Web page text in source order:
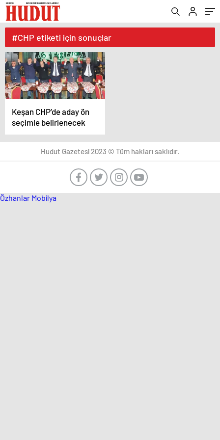
#CHP etiketi için sonuçlar
Keşan CHP’de aday ön
seçimle belirlenecek
Hudut Gazetesi 2023 © Tüm hakları saklıdır.
Özhanlar Mobilya